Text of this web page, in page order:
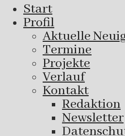
Start
Profil
Aktuelle
Termine
Projekte
Verlauf
Kontakt
Redaktion
Newsletter